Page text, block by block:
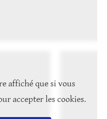
affiché que si vous
accepter les cookies.